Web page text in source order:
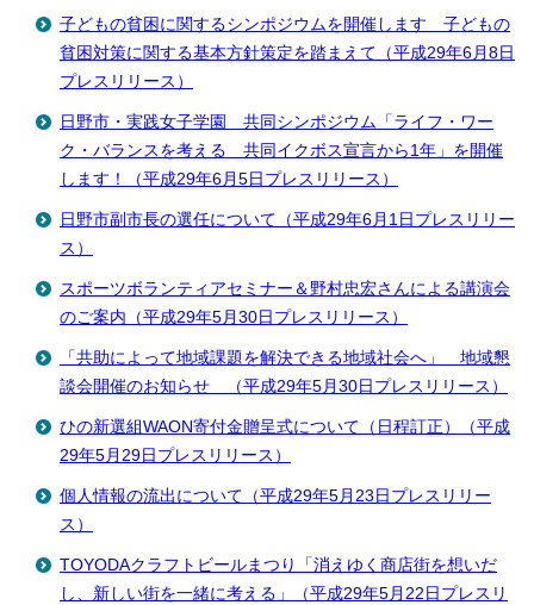
子どもの貧困に関するシンポジウムを開催します 子どもの
貧困対策に関する基本方針策定を踏まえて（平成29年6月8日
プレスリリース）
日野市・実践女子学園 共同シンポジウム「ライフ・ワー
ク・バランスを考える 共同イクボス宣言から1年」を開催
します！（平成29年6月5日プレスリリース）
日野市副市長の選任について（平成29年6月1日プレスリリー
ス）
スポーツボランティアセミナー＆野村忠宏さんによる講演会
のご案内（平成29年5月30日プレスリリース）
「共助によって地域課題を解決できる地域社会へ」 地域懇
談会開催のお知らせ （平成29年5月30日プレスリリース）
ひの新選組WAON寄付金贈呈式について（日程訂正）（平成
29年5月29日プレスリリース）
個人情報の流出について（平成29年5月23日プレスリリー
ス）
TOYODAクラフトビールまつり「消えゆく商店街を想いだ
し、新しい街を一緒に考える」（平成29年5月22日プレスリ